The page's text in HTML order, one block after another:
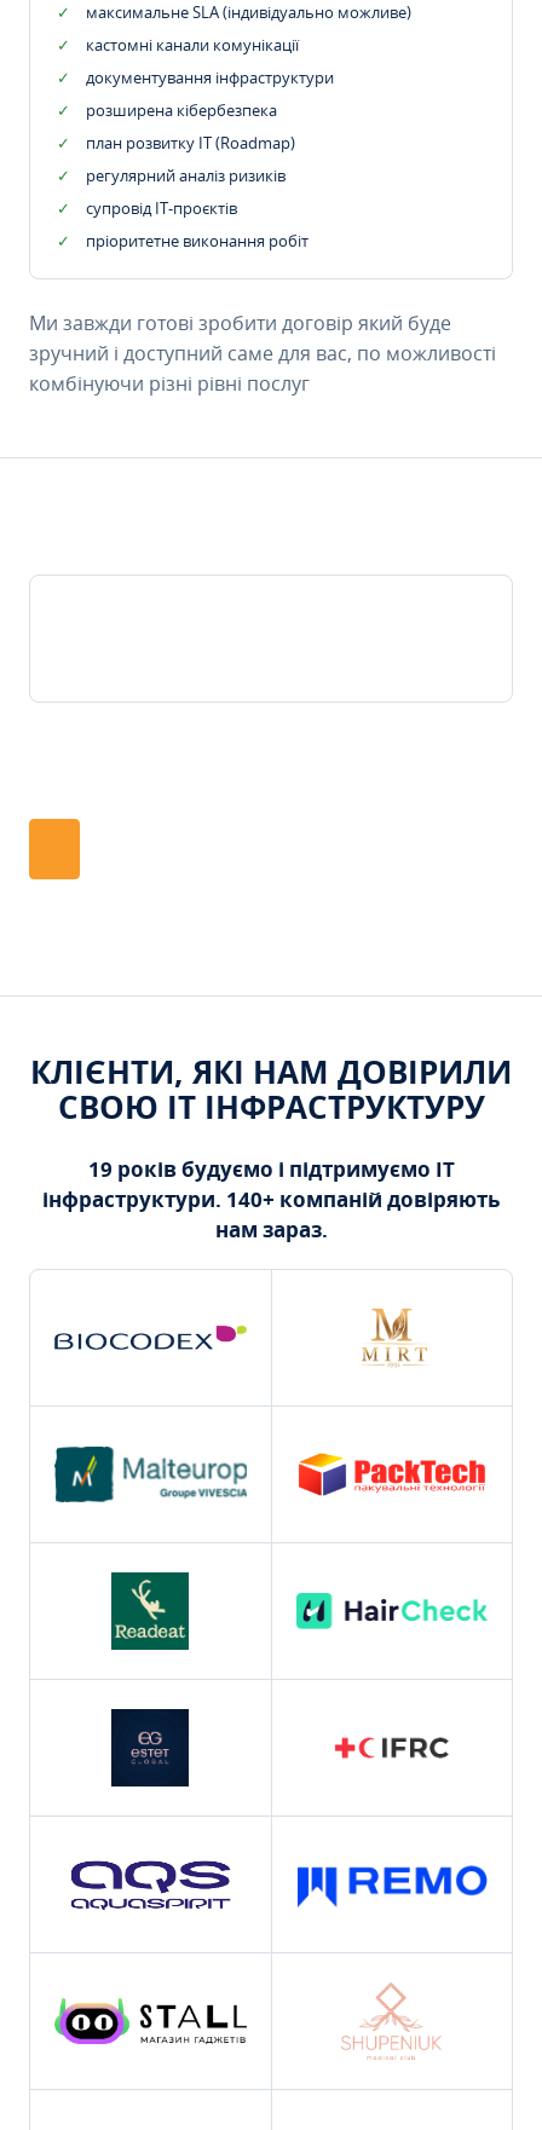
максимальне SLA (індивідуально можливе)
кастомні канали комунікації
документування інфраструктури
розширена кібербезпека
план розвитку IT (Roadmap)
регулярний аналіз ризиків
супровід ІТ-проєктів
пріоритетне виконання робіт
Ми завжди готові зробити договір який буде
зручний і доступний саме для вас, по можливості
комбінуючи різні рівні послуг
КЛІЄНТИ, ЯКІ НАМ ДОВІРИЛИ
СВОЮ ІТ ІНФРАСТРУКТУРУ
19 років будуємо і підтримуємо ІТ
інфраструктури. 140+ компаній довіряють
нам зараз.